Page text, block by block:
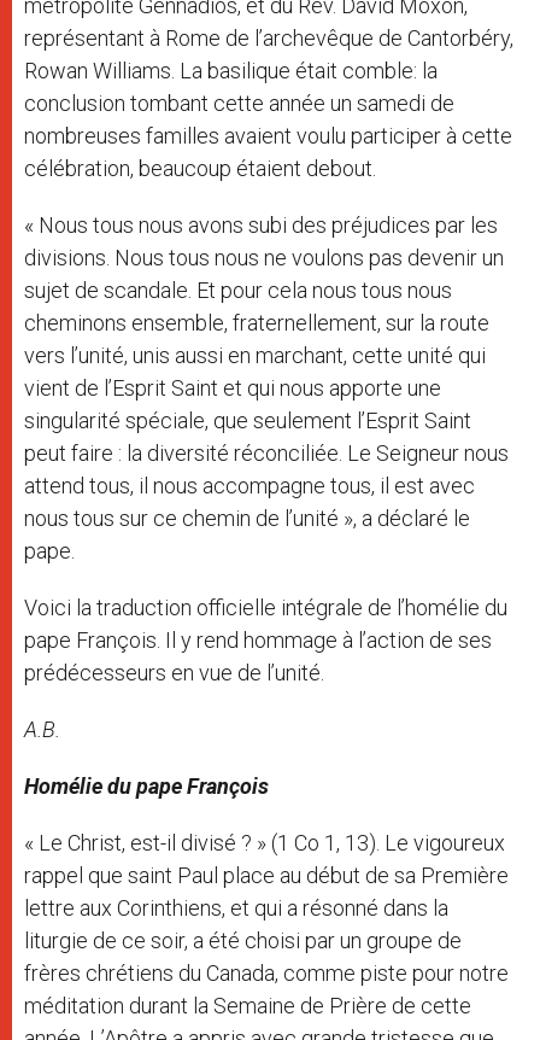
métropolite Gennadios, et du Rév. David Moxon,
représentant à Rome de l’archevêque de Cantorbéry,
Rowan Williams. La basilique était comble: la
conclusion tombant cette année un samedi de
nombreuses familles avaient voulu participer à cette
célébration, beaucoup étaient debout.
« Nous tous nous avons subi des préjudices par les
divisions. Nous tous nous ne voulons pas devenir un
sujet de scandale. Et pour cela nous tous nous
cheminons ensemble, fraternellement, sur la route
vers l’unité, unis aussi en marchant, cette unité qui
vient de l’Esprit Saint et qui nous apporte une
singularité spéciale, que seulement l’Esprit Saint
peut faire : la diversité réconciliée. Le Seigneur nous
attend tous, il nous accompagne tous, il est avec
nous tous sur ce chemin de l’unité », a déclaré le
pape.
Voici la traduction officielle intégrale de l’homélie du
pape François. Il y rend hommage à l’action de ses
prédécesseurs en vue de l’unité.
A.B.
Homélie du pape François
« Le Christ, est-il divisé ? » (1 Co 1, 13). Le vigoureux
rappel que saint Paul place au début de sa Première
lettre aux Corinthiens, et qui a résonné dans la
liturgie de ce soir, a été choisi par un groupe de
frères chrétiens du Canada, comme piste pour notre
méditation durant la Semaine de Prière de cette